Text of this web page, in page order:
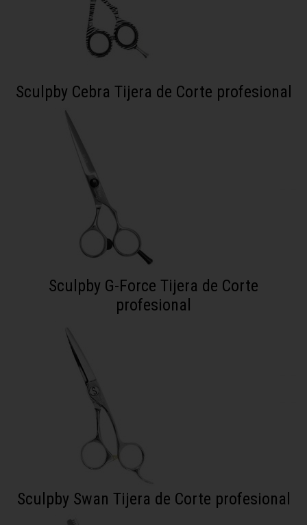
Sculpby Cebra Tijera de Corte profesional
Sculpby G-Force Tijera de Corte
profesional
Sculpby Swan Tijera de Corte profesional